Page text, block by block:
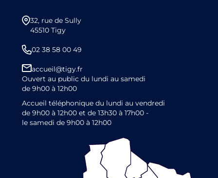
32, rue de Sully
45510 Tigy
02 38 58 00 49
accueil@tigy.fr
Ouvert au public du lundi au samedi
de 9h00 à 12h00
Accueil téléphonique du lundi au vendredi
de 9h00 à 12h00 et de 13h30 à 17h00 -
le samedi de 9h00 à 12h00